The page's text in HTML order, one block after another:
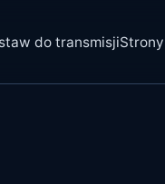
do transmisji